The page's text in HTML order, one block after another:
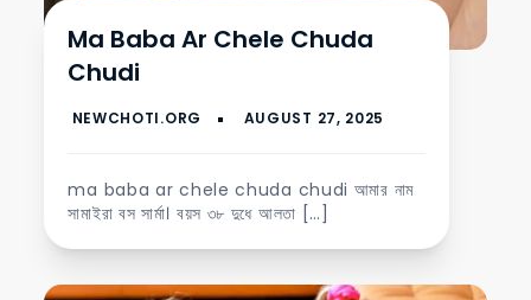
Ma Baba Ar Chele Chuda
Chudi
ma baba ar chele chuda chudi আমার নাম
সামাইরা বস সার্মা। বয়স ৩৮ দুধে আলতা […]